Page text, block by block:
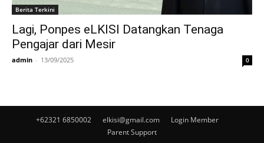
Berita Terkini
Lagi, Ponpes eLKISI Datangkan Tenaga
Pengajar dari Mesir
admin - 13/09/2025 0
+62321 6850002 elkisi@gmail.com
Login Member
Parent Support